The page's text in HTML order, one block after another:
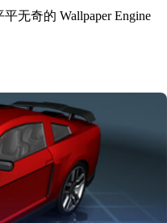
无奇的 Wallpaper Engine